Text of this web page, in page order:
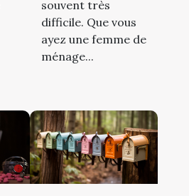
souvent très
difficile. Que vous
ayez une femme de
ménage...